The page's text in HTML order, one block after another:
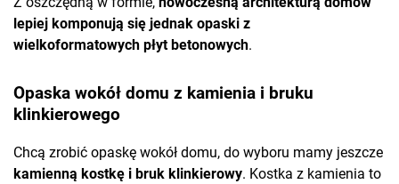
lepiej komponują się jednak opaski z
wielkoformatowych płyt betonowych.
Opaska wokół domu z kamienia i bruku
klinkierowego
Chcą zrobić opaskę wokół domu, do wyboru mamy jeszcze
kamienną kostkę i bruk klinkierowy. Kostka z kamienia to